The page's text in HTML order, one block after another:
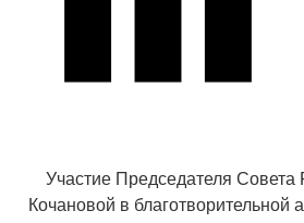
Участие Председателя Совета
Кочановой в благотворительной